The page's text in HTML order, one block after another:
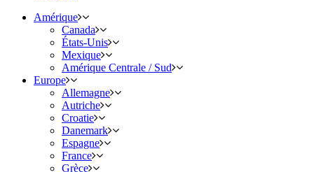
Amérique
Canada
États-Unis
Mexique
Amérique Centrale / Sud
Europe
Allemagne
Autriche
Croatie
Danemark
Espagne
France
Grèce